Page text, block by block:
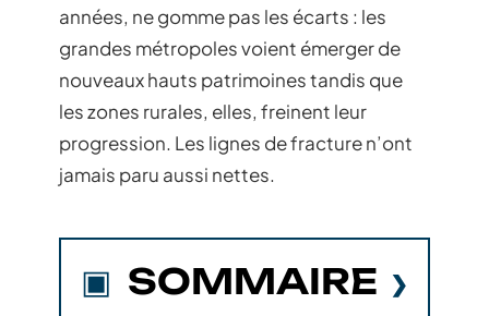
années, ne gomme pas les écarts : les
grandes métropoles voient émerger de
nouveaux hauts patrimoines tandis que
les zones rurales, elles, freinent leur
progression. Les lignes de fracture n’ont
jamais paru aussi nettes.
SOMMAIRE